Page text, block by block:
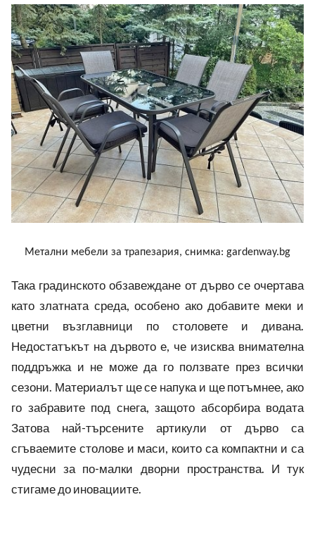
Метални мебели за трапезария, снимка: gardenway.bg
Така градинското обзавеждане от дърво се очертава
като златната среда, особено ако добавите меки и
цветни възглавници по столовете и дивана.
Недостатъкът на дървото е, че изисква внимателна
поддръжка и не може да го ползвате през всички
сезони. Материалът ще се напука и ще потъмнее, ако
го забравите под снега, защото абсорбира водата
Затова най-търсените артикули от дърво са
сгъваемите столове и маси, които са компактни и са
чудесни за по-малки дворни пространства. И тук
стигаме до иновациите.